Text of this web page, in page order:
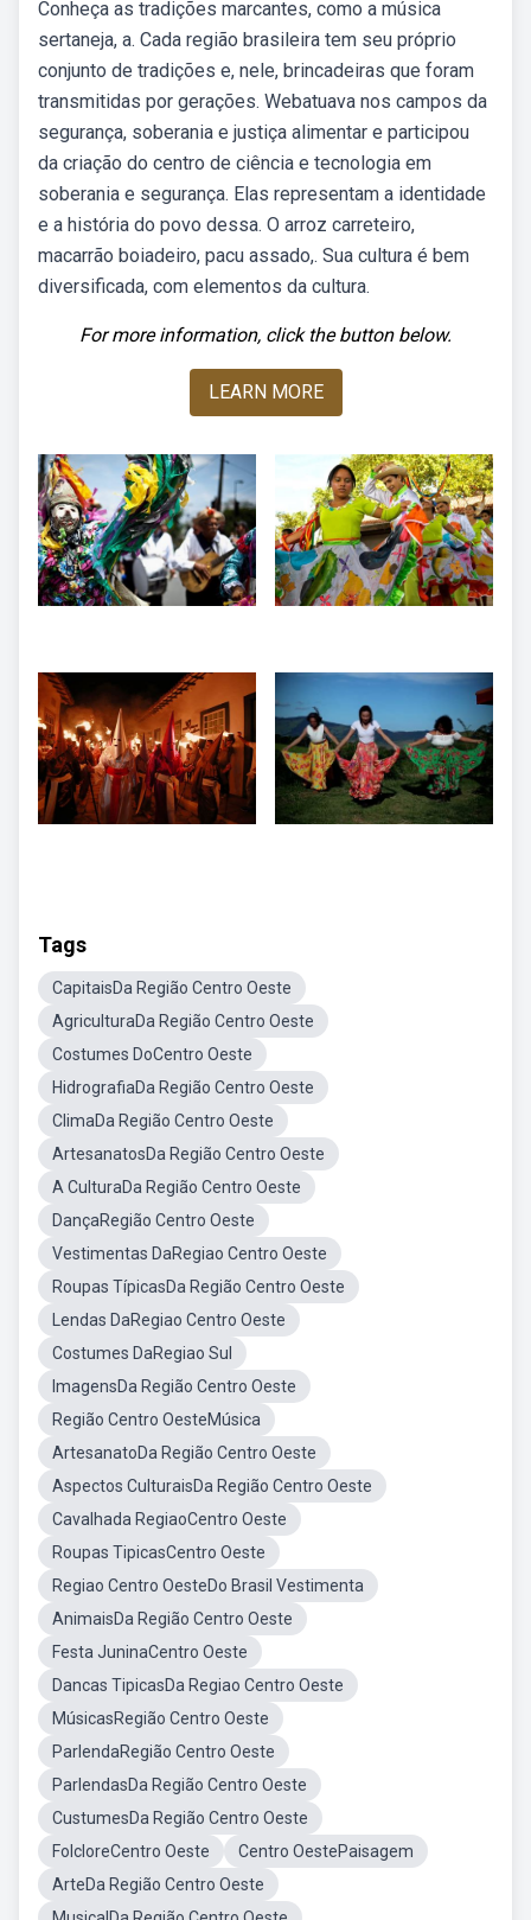
Conheça as tradições marcantes, como a música
sertaneja, a. Cada região brasileira tem seu próprio
conjunto de tradições e, nele, brincadeiras que foram
transmitidas por gerações. Webatuava nos campos da
segurança, soberania e justiça alimentar e participou
da criação do centro de ciência e tecnologia em
soberania e segurança. Elas representam a identidade
e a história do povo dessa. O arroz carreteiro,
macarrão boiadeiro, pacu assado,. Sua cultura é bem
diversificada, com elementos da cultura.
For more information, click the button below.
LEARN MORE
Tags
CapitaisDa Região Centro Oeste
AgriculturaDa Região Centro Oeste
Costumes DoCentro Oeste
HidrografiaDa Região Centro Oeste
ClimaDa Região Centro Oeste
ArtesanatosDa Região Centro Oeste
A CulturaDa Região Centro Oeste
DançaRegião Centro Oeste
Vestimentas DaRegiao Centro Oeste
Roupas TípicasDa Região Centro Oeste
Lendas DaRegiao Centro Oeste
Costumes DaRegiao Sul
ImagensDa Região Centro Oeste
Região Centro OesteMúsica
ArtesanatoDa Região Centro Oeste
Aspectos CulturaisDa Região Centro Oeste
Cavalhada RegiaoCentro Oeste
Roupas TipicasCentro Oeste
Regiao Centro OesteDo Brasil Vestimenta
AnimaisDa Região Centro Oeste
Festa JuninaCentro Oeste
Dancas TipicasDa Regiao Centro Oeste
MúsicasRegião Centro Oeste
ParlendaRegião Centro Oeste
ParlendasDa Região Centro Oeste
CustumesDa Região Centro Oeste
FolcloreCentro Oeste
Centro OestePaisagem
ArteDa Região Centro Oeste